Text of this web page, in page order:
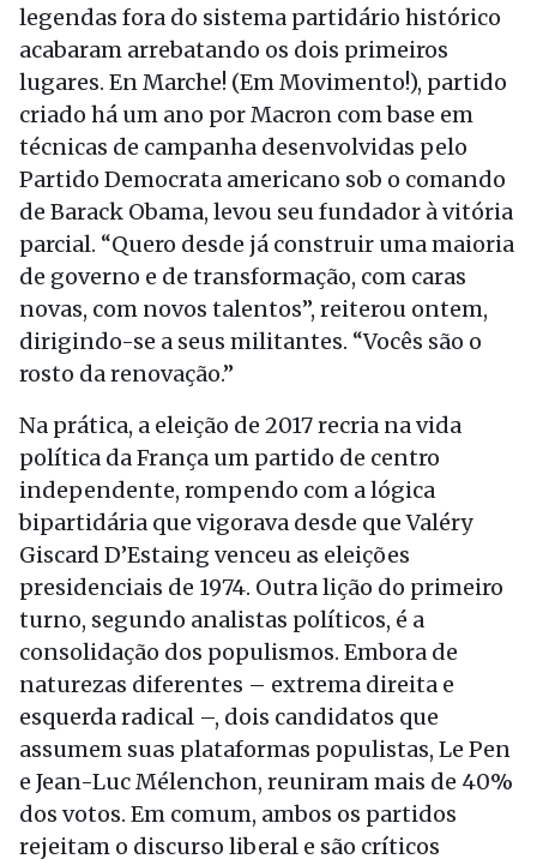
legendas fora do sistema partidário histórico
acabaram arrebatando os dois primeiros
lugares. En Marche! (Em Movimento!), partido
criado há um ano por Macron com base em
técnicas de campanha desenvolvidas pelo
Partido Democrata americano sob o comando
de Barack Obama, levou seu fundador à vitória
parcial. “Quero desde já construir uma maioria
de governo e de transformação, com caras
novas, com novos talentos”, reiterou ontem,
dirigindo-se a seus militantes. “Vocês são o
rosto da renovação.”
Na prática, a eleição de 2017 recria na vida
política da França um partido de centro
independente, rompendo com a lógica
bipartidária que vigorava desde que Valéry
Giscard D’Estaing venceu as eleições
presidenciais de 1974. Outra lição do primeiro
turno, segundo analistas políticos, é a
consolidação dos populismos. Embora de
naturezas diferentes – extrema direita e
esquerda radical –, dois candidatos que
assumem suas plataformas populistas, Le Pen
e Jean-Luc Mélenchon, reuniram mais de 40%
dos votos. Em comum, ambos os partidos
rejeitam o discurso liberal e são críticos